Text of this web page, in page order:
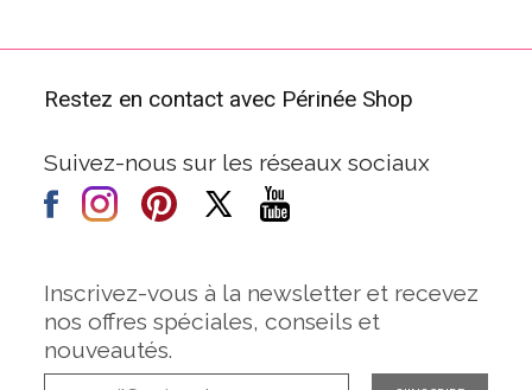
Restez en contact avec Périnée Shop
Suivez-nous sur les réseaux sociaux
Inscrivez-vous à la newsletter et recevez
nos offres spéciales, conseils et
nouveautés.